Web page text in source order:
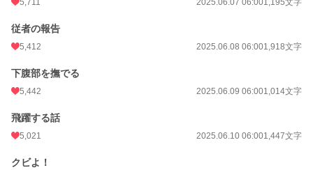
5,711 2025.06.07 06:001,195文字
従者の報告
5,412 2025.06.08 06:001,918文字
下腹部を撫でる
5,442 2025.06.09 06:001,014文字
飛躍する話
5,021 2025.06.10 06:001,447文字
クビよ！